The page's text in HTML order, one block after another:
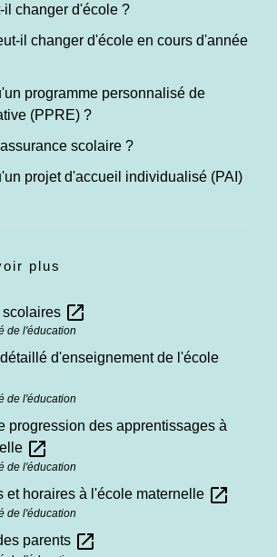
il changer d'école ?
il changer d'école en cours d'année
programme personnalisé de
(PPRE) ?
scolaire ?
projet d'accueil individualisé (PAI)
plus
scolaires open_in_new
de l'éducation
d'enseignement de l'école
de l'éducation
progression des apprentissages à
open_in_new
de l'éducation
et horaires à l'école maternelle open_in_new
de l'éducation
parents open_in_new